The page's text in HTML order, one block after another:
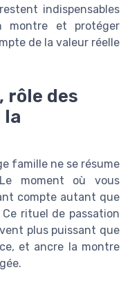
indispensables
montre et protéger
de la valeur réelle
rôle des
la
famille ne se résume
moment où vous
compte autant que
rituel de passation
plus puissant que
et ancre la montre